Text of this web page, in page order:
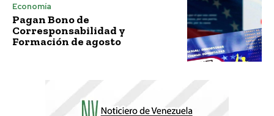
Economía
Pagan Bono de
Corresponsabilidad y
Formación de agosto